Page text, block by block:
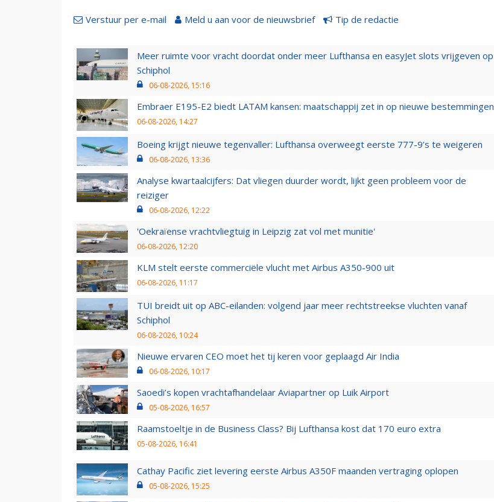
Verstuur per e-mail Meld u aan voor de nieuwsbrief Tip de redactie
Meer ruimte voor vracht doordat onder meer Lufthansa en easyJet slots vrijgeven op
Schiphol
06-08-2026, 15:16
Embraer E195-E2 biedt LATAM kansen: maatschappij zet in op nieuwe bestemmingen
06-08-2026, 14:27
Boeing krijgt nieuwe tegenvaller: Lufthansa overweegt eerste 777-9’s te weigeren
06-08-2026, 13:36
Analyse kwartaalcijfers: Dat vliegen duurder wordt, lijkt geen probleem voor de
reiziger
06-08-2026, 12:22
'Oekraïense vrachtvliegtuig in Leipzig zat vol met munitie'
06-08-2026, 12:20
KLM stelt eerste commerciële vlucht met Airbus A350-900 uit
06-08-2026, 11:17
TUI breidt uit op ABC-eilanden: volgend jaar meer rechtstreekse vluchten vanaf
Schiphol
06-08-2026, 10:24
Nieuwe ervaren CEO moet het tij keren voor geplaagd Air India
06-08-2026, 10:17
Saoedi’s kopen vrachtafhandelaar Aviapartner op Luik Airport
05-08-2026, 16:57
Raamstoeltje in de Business Class? Bij Lufthansa kost dat 170 euro extra
05-08-2026, 16:41
Cathay Pacific ziet levering eerste Airbus A350F maanden vertraging oplopen
05-08-2026, 15:25